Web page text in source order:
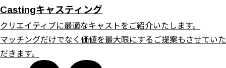
Castingキャスティング
クリエイティブに最適なキャストをご紹介いたします。
マッチングだけでなく価値を最大限にするご提案もさせていた
だきます。